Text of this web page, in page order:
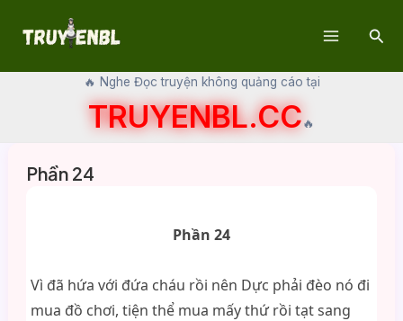
🔥 Nghe Đọc truyện không quảng cáo tại
TRUYENBL.CC🔥
Phần 24
Phần 24
Vì đã hứa với đứa cháu rồi nên Dực phải đèo nó đi
mua đồ chơi, tiện thể mua mấy thứ rồi tạt sang